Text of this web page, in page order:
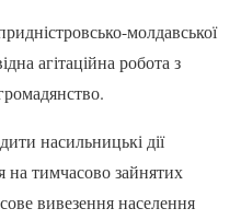
молдавської
агітаційна робота з
насильницькі дії
на тимчасово зайнятих
вивезення населення